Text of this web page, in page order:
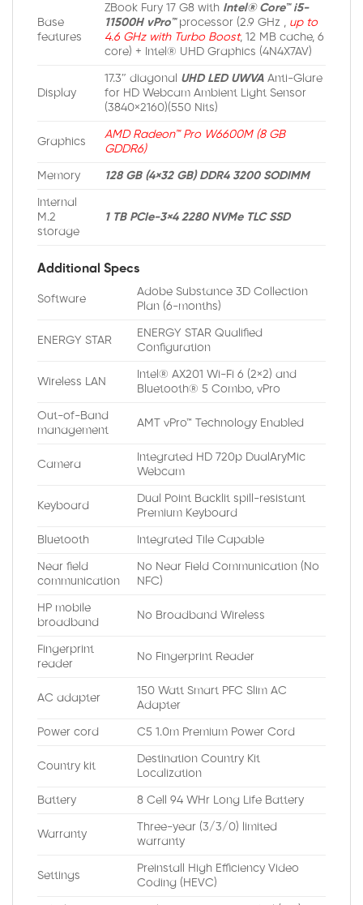
Base
features
ZBook Fury 17 G8 with Intel® Core™ i5-
11500H vPro™processor (2.9 GHz , up to
4.6 GHz with Turbo Boost, 12 MB cache, 6
core) + Intel® UHD Graphics (4N4X7AV)
Display
17.3″ diagonal UHD LED UWVA Anti-Glare
for HD Webcam Ambient Light Sensor
(3840×2160)(550 Nits)
Graphics
AMD Radeon™ Pro W6600M (8 GB
GDDR6)
Memory 128 GB (4×32 GB) DDR4 3200 SODIMM
Internal
M.2
storage
1 TB PCIe-3×4 2280 NVMe TLC SSD
Additional Specs
Software
Adobe Substance 3D Collection
Plan (6-months)
ENERGY STAR
ENERGY STAR Qualified
Configuration
Wireless LAN
Intel® AX201 Wi-Fi 6 (2×2) and
Bluetooth® 5 Combo, vPro
Out-of-Band
management
AMT vPro™ Technology Enabled
Camera
Integrated HD 720p DualAryMic
Webcam
Keyboard
Dual Point Backlit spill-resistant
Premium Keyboard
Bluetooth Integrated Tile Capable
Near field
communication
No Near Field Communication (No
NFC)
HP mobile
broadband
No Broadband Wireless
Fingerprint
reader
No Fingerprint Reader
AC adapter
150 Watt Smart PFC Slim AC
Adapter
Power cord C5 1.0m Premium Power Cord
Country kit
Destination Country Kit
Localization
Battery 8 Cell 94 WHr Long Life Battery
Warranty
Three-year (3/3/0) limited
warranty
Settings
Preinstall High Efficiency Video
Coding (HEVC)